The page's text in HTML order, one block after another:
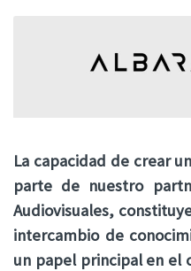
La capacidad de crear
parte de nuestro
Audiovisuales,
intercambio de
un papel principal en el